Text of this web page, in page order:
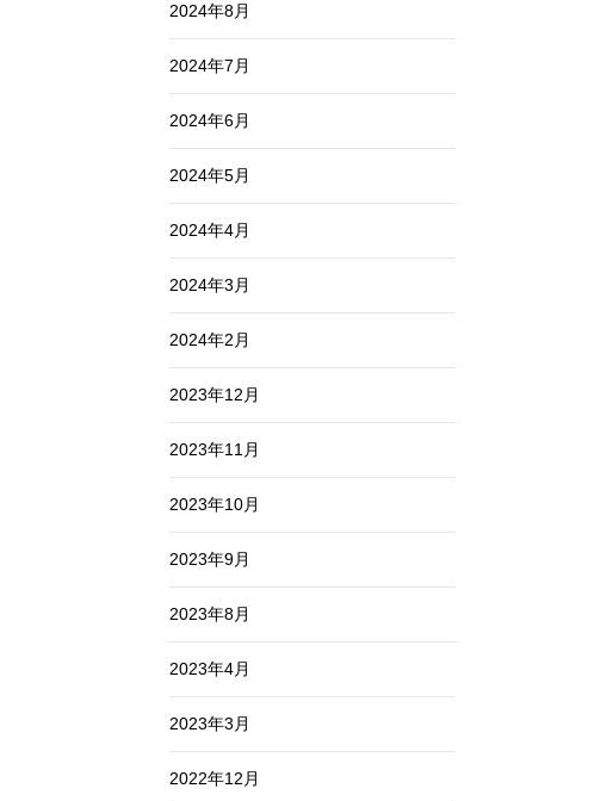
2024年8月
2024年7月
2024年6月
2024年5月
2024年4月
2024年3月
2024年2月
2023年12月
2023年11月
2023年10月
2023年9月
2023年8月
2023年4月
2023年3月
2022年12月